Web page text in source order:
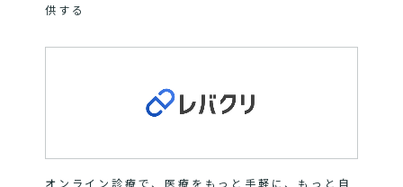
供する
オンライン診療で、医療をもっと手軽に、もっと自